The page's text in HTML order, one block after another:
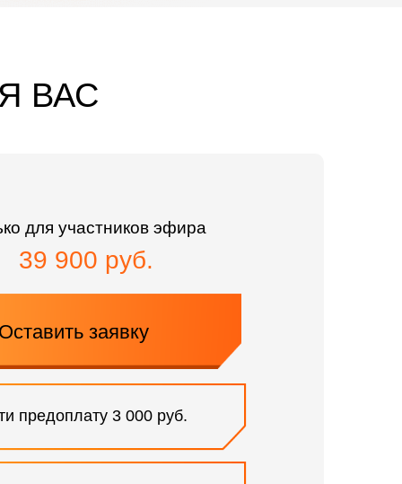
ВАС
Оставить заявку
предоплату 3 000 руб.
для участников эфира
39 900 руб.